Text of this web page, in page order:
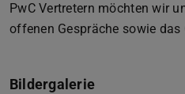
PwC Vertretern möchten wir
offenen Gespräche sowie
Bildergalerie